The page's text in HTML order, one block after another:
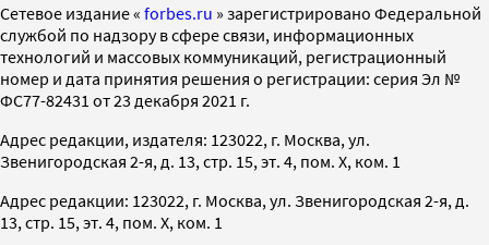
Cетевое издание « forbes.ru » зарегистрировано Федеральной
службой по надзору в сфере связи, информационных
технологий и массовых коммуникаций, регистрационный
номер и дата принятия решения о регистрации: серия Эл №
ФС77-82431 от 23 декабря 2021 г.
Адрес редакции, издателя: 123022, г. Москва, ул.
Звенигородская 2-я, д. 13, стр. 15, эт. 4, пом. X, ком. 1
Адрес редакции: 123022, г. Москва, ул. Звенигородская 2-я, д.
13, стр. 15, эт. 4, пом. X, ком. 1